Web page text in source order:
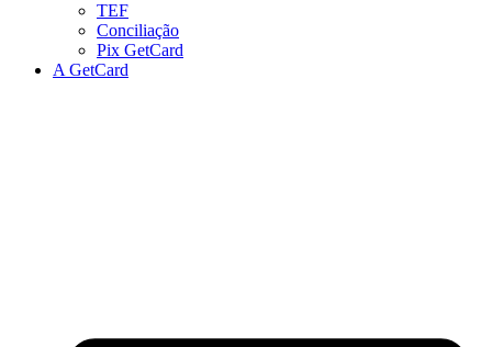
TEF
Conciliação
Pix GetCard
A GetCard